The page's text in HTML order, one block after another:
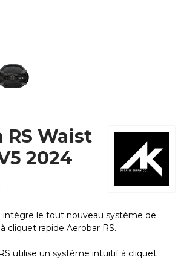
RS Waist
2024
intègre le tout nouveau système de
cliquet rapide Aerobar RS.
utilise un système intuitif à cliquet